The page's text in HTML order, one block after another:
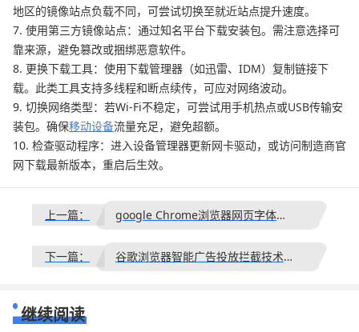
地区的镜像站点负载不同，可尝试切换至就近站点提升速度。
7. 使用第三方镜像站点：通过知名平台下载安装包。需注意选择可
靠来源，避免篡改或捆绑恶意软件。
8. 更换下载工具：使用下载管理器（如迅雷、IDM）复制链接下
载。此类工具支持多线程和断点续传，可应对网络波动。
9. 切换网络类型：若Wi-Fi不稳定，可尝试用手机热点或USB传输安
装包。确保移动设备流量充足，避免超额。
10. 检查驱动程序：进入设备管理器更新网卡驱动，或访问制造商官
网下载最新版本，重启后生效。
上一篇： google Chrome浏览器网页字体模糊清晰调整教程
下一篇： 谷歌浏览器智能广告投放拦截技术及精准过滤插件推荐
继续阅读